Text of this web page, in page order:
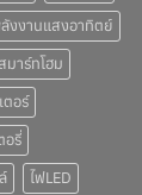
งงานแสงอาทิตย์
สมาร์ทโฮม
อร์
อรี่
ไฟLED